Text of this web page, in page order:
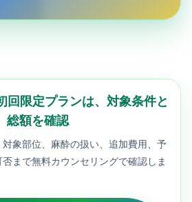
回限定プランは、対象条件と
総額を確認
象部位、麻酔の扱い、追加費用、予
まで無料カウンセリングで確認しま